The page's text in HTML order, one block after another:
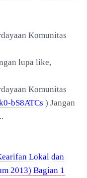
Komunitas
lupa like,
Komunitas
bS8ATCs ) Jangan
Lokal dan
2013) Bagian 1